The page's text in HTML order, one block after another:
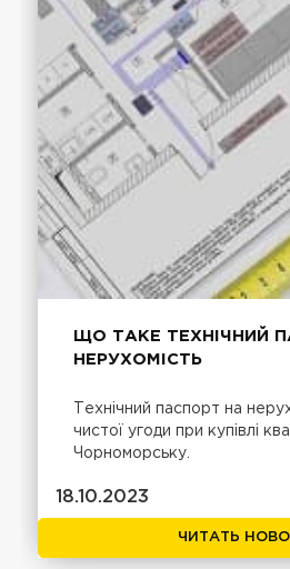
ЩО ТАКЕ ТЕХНІЧНИЙ
НЕРУХОМІСТЬ
Технічний паспорт на
чистої угоди при купівлі
Чорноморську.
18.10.2023
ЧИТАТЬ